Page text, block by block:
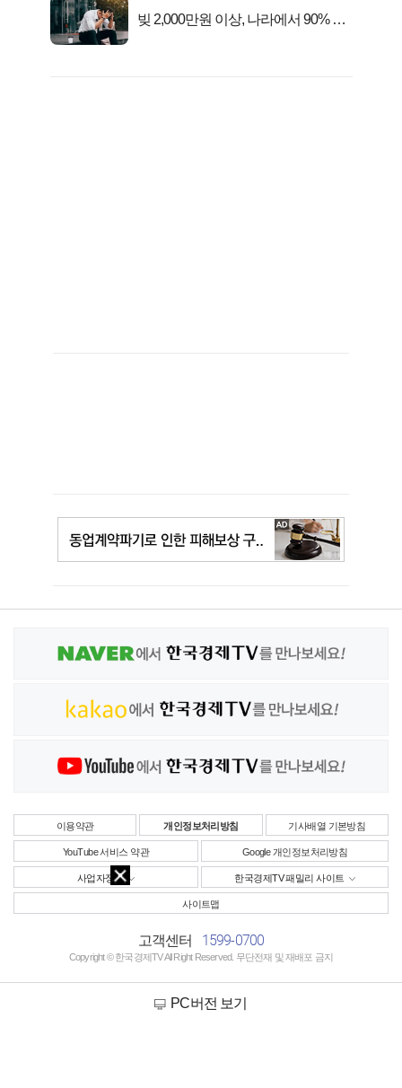
빚 2,000만원 이상, 나라에서 90% 갚
이용약관 개인정보처리방침 기사배열 기본방침
YouTube 서비스 약관 Google 개인정보처리방침
사업자정보 한국경제TV 패밀리 사이트
사이트맵
고객센터 1599-0700
Copyright © 한국경제TV All Right Reserved. 무단전재 및 재배포 금지
PC버전 보기